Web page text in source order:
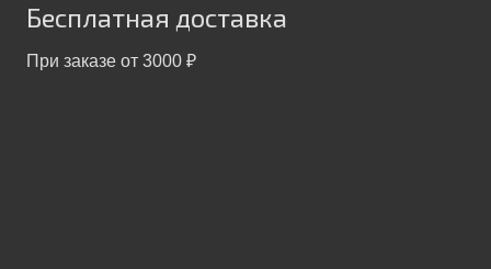
Бесплатная доставка
При заказе от 3000 ₽